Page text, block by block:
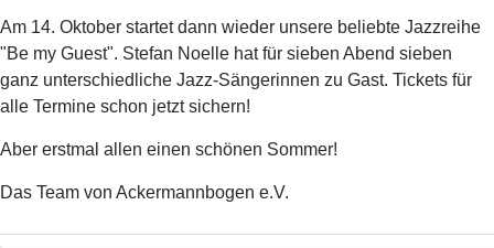
Am 14. Oktober startet dann wieder unsere beliebte Jazzreihe
"Be my Guest". Stefan Noelle hat für sieben Abend sieben
ganz unterschiedliche Jazz-Sängerinnen zu Gast. Tickets für
alle Termine schon jetzt sichern!
Aber erstmal allen einen schönen Sommer!
Das Team von Ackermannbogen e.V.